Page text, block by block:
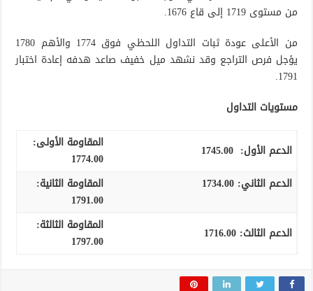
من مستوى 1719 إلى قاع 1676.
من الأعلى عودة ثبات التداول اللحظي فوق 1774 والأهم 1780
يؤجل فرص التراجع وقد نشهد ميل خفيف صاعد هدفه إعادة اختبار
1791.
مستويات التداول
الدعم الأول: 1745.00
المقاومة الأولى:
1774.00
الدعم الثاني:
المقاومة الثانية:
1791.00
الدعم الثالث:
1716.00
المقاومة الثالثة:
1797.00